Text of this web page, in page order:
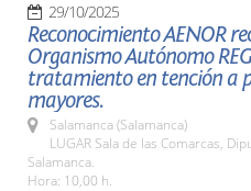
29/10/2025
Reconocimiento AENOR
Organismo Autónomo
tratamiento en tención a
mayores.
Salamanca (Salamanca)
LUGAR Sala de las Comarcas,
Salamanca.
Hora: 10,00 h.